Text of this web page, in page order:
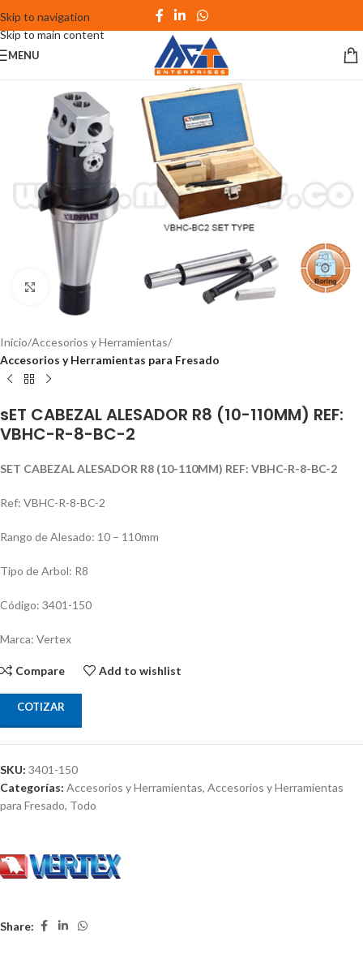
Skip to navigation
Skip to main content
MENU
Click to enlarge
Inicio Accesorios y Herramientas
Accesorios y Herramientas para Fresado
sET CABEZAL ALESADOR R8 (10-110MM) REF:
VBHC-R-8-BC-2
SET CABEZAL ALESADOR R8 (10-110MM) REF: VBHC-R-8-BC-2
Ref: VBHC-R-8-BC-2
Rango de Alesado: 10 – 110mm
Tipo de Arbol: R8
Código: 3401-150
Marca: Vertex
Compare Add to wishlist
COTIZAR
SKU: 3401-150
Categorías: Accesorios y Herramientas, Accesorios y Herramientas
para Fresado, Todo
Share: